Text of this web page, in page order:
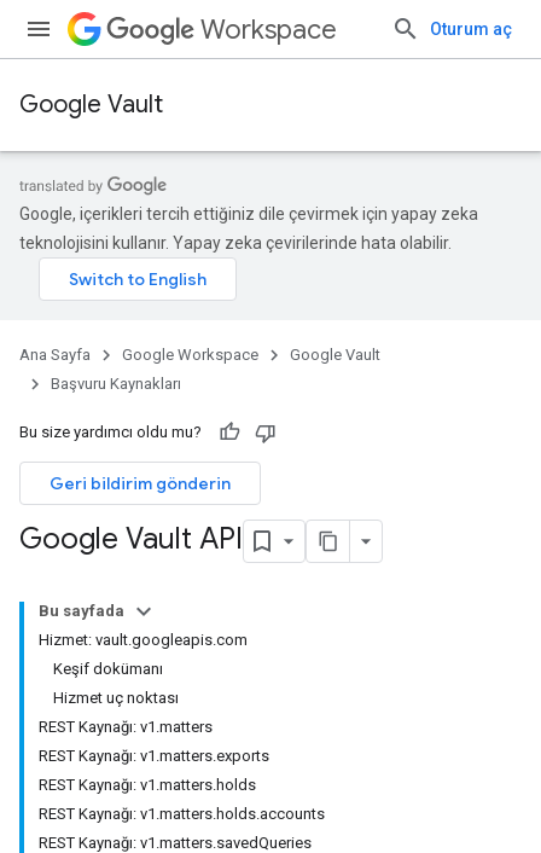
Workspace Oturum aç
Google Vault
Google, içerikleri tercih ettiğiniz dile çevirmek için yapay zeka
teknolojisini kullanır. Yapay zeka çevirilerinde hata olabilir.
Ana Sayfa Google Workspace
Google Vault
Başvuru Kaynakları
Bu size yardımcı oldu mu?
Geri bildirim gönderin
Google Vault API
Bu sayfada
Hizmet: vault.googleapis.com
Keşif dokümanı
Hizmet uç noktası
REST Kaynağı: v1.matters
REST Kaynağı: v1.matters.exports
REST Kaynağı: v1.matters.holds
REST Kaynağı: v1.matters.holds.accounts
REST Kaynağı: v1.matters.savedQueries